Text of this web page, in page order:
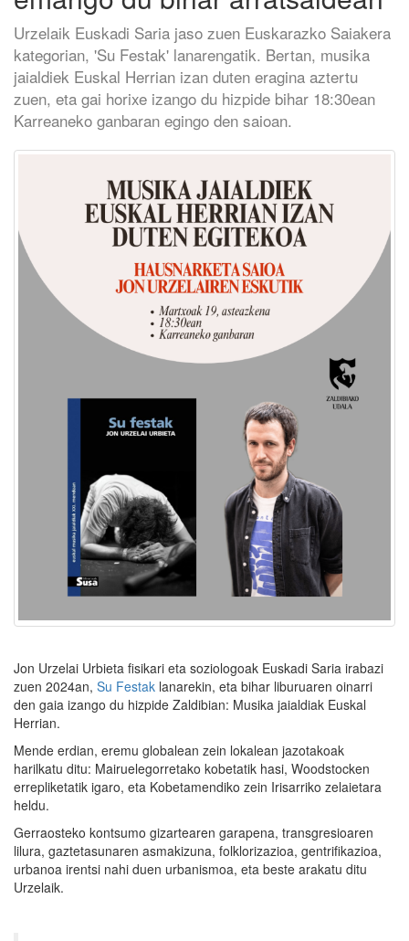
Urzelaik Euskadi Saria jaso zuen Euskarazko Saiakera
kategorian, 'Su Festak' lanarengatik. Bertan, musika
jaialdiek Euskal Herrian izan duten eragina aztertu
zuen, eta gai horixe izango du hizpide bihar 18:30ean
Karreaneko ganbaran egingo den saioan.
Jon Urzelai Urbieta fisikari eta soziologoak Euskadi Saria irabazi
zuen 2024an, Su Festak lanarekin, eta bihar liburuaren oinarri
den gaia izango du hizpide Zaldibian: Musika jaialdiak Euskal
Herrian.
Mende erdian, eremu globalean zein lokalean jazotakoak
harilkatu ditu: Mairuelegorretako kobetatik hasi, Woodstocken
errepliketatik igaro, eta Kobetamendiko zein Irisarriko zelaietara
heldu.
Gerraosteko kontsumo gizartearen garapena, transgresioaren
lilura, gaztetasunaren asmakizuna, folklorizazioa, gentrifikazioa,
urbanoa irentsi nahi duen urbanismoa, eta beste arakatu ditu
Urzelaik.